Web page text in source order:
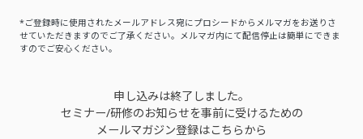
*ご登録時に使用されたメールアドレス宛にプロシードからメルマガをお送りさ
せていただきますのでご了承ください。メルマガ内にて配信停止は簡単にできま
すのでご安心ください。
申し込みは終了しました。
セミナー/研修のお知らせを事前に受けるための
メールマガジン登録はこちらから